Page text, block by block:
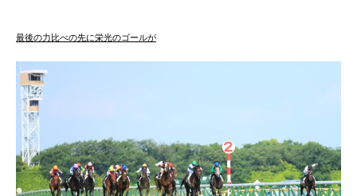
最後の力比べの先に栄光のゴールが